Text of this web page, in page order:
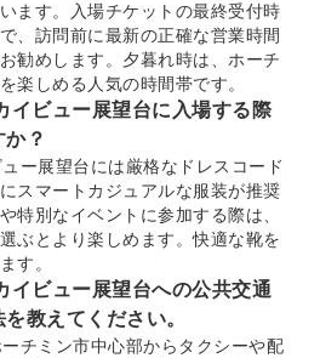
ます。入場チケットの最終受付時
、訪問前に最新の正確な営業時間
勧めします。夕暮れ時は、ホーチ
楽しめる人気の時間帯です。
イビュー展望台に入場する際
？
ー展望台には厳格なドレスコード
スマートカジュアルな服装が推奨
特別なイベントに参加する際は、
ぶとより楽しめます。快適な靴を
す。
イビュー展望台への公共交通
教えてください。
チミン市中心部からタクシーや配